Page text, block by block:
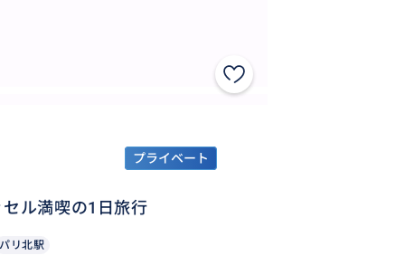
プライベート
ル満喫の1日旅行
パリ北駅